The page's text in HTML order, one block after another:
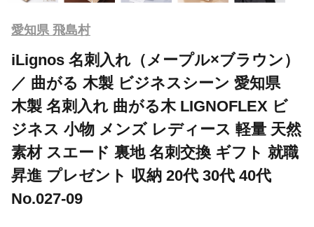
愛知県 飛島村
iLignos 名刺入れ（メープル×ブラウン）
／ 曲がる 木製 ビジネスシーン 愛知県
木製 名刺入れ 曲がる木 LIGNOFLEX ビ
ジネス 小物 メンズ レディース 軽量 天然
素材 スエード 裏地 名刺交換 ギフト 就職
昇進 プレゼント 収納 20代 30代 40代
No.027-09